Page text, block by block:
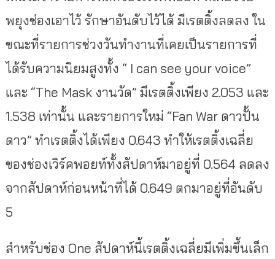
พยุงช่องเอาไว้ รักษาอันดับไว้ได้ มีเรตติ้งลดลง ใน
ขณะที่รายการช่วงวันทำงานที่เคยเป็นรายการที่
ได้รับความนิยมสูงทั้ง “ I can see your voice”
และ “The Mask งานวัด” มีเรตติ้งเพียง 2.053 และ
1.538 เท่านั้น และรายการใหม่ “Fan War ดาวปั้น
ดาว” ทำเรตติ้งได้เพียง 0.643 ทำให้เรตติ้งเฉลี่ย
ของช่องเวิร์คพอยท์ทั้งสัปดาห์มาอยู่ที่ 0.564 ลดลง
จากสัปดาห์ก่อนหน้าที่ได้ 0.649 ตกมาอยู่ที่อันดับ
5
สำหรับช่อง One สัปดาห์นี้เรตติ้งเฉลี่ยมีเพิ่มขึ้นเล็ก